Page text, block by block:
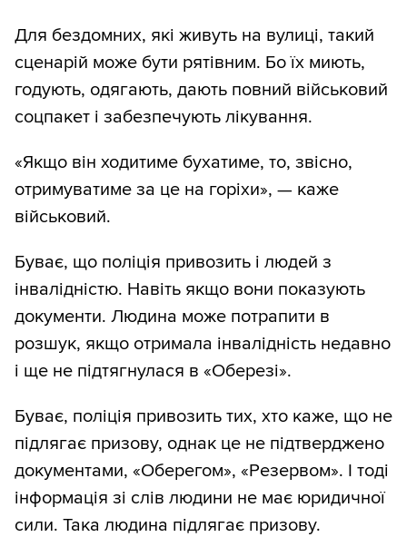
Для бездомних, які живуть на вулиці, такий
сценарій може бути рятівним. Бо їх миють,
годують, одягають, дають повний військовий
соцпакет і забезпечують лікування.
«Якщо він ходитиме бухатиме, то, звісно,
отримуватиме за це на горіхи», — каже
військовий.
Буває, що поліція привозить і людей з
інвалідністю. Навіть якщо вони показують
документи. Людина може потрапити в
розшук, якщо отримала інвалідність недавно
і ще не підтягнулася в «Оберезі».
Буває, поліція привозить тих, хто каже, що не
підлягає призову, однак це не підтверджено
документами, «Оберегом», «Резервом». І тоді
інформація зі слів людини не має юридичної
сили. Така людина підлягає призову.